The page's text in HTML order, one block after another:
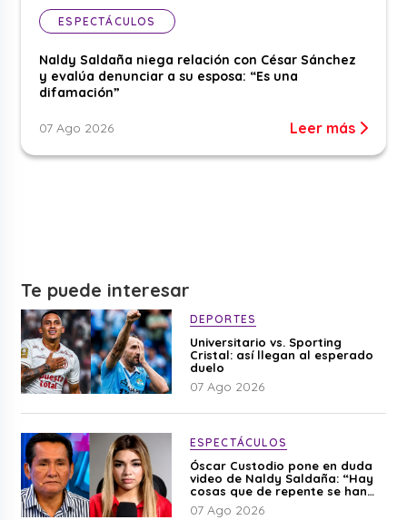
ESPECTÁCULOS
Naldy Saldaña niega relación con César Sánchez
y evalúa denunciar a su esposa: “Es una
difamación”
07 Ago 2026 Leer más
Te puede interesar
DEPORTES
Universitario vs. Sporting
Cristal: así llegan al esperado
duelo
07 Ago 2026
ESPECTÁCULOS
Óscar Custodio pone en duda
video de Naldy Saldaña: “Hay
cosas que de repente se han
editado”
07 Ago 2026